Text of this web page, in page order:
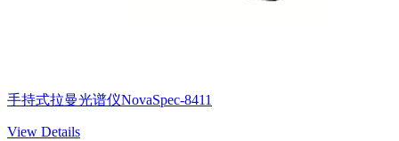
手持式拉曼光谱仪NovaSpec-8411
View Details